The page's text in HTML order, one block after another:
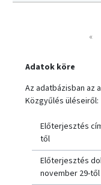
«
Adatok köre
Az adatbázisban az
Közgyűlés üléseiről:
Előterjesztés
től
Előterjesztés
november 29-től